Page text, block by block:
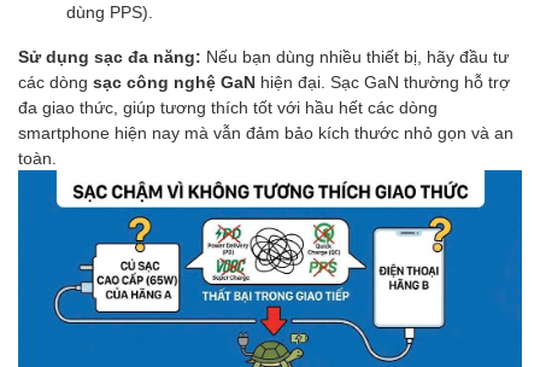
dùng PPS).
Sử dụng sạc đa năng: Nếu bạn dùng nhiều thiết bị, hãy đầu tư
các dòng sạc công nghệ GaN hiện đại. Sạc GaN thường hỗ trợ
đa giao thức, giúp tương thích tốt với hầu hết các dòng
smartphone hiện nay mà vẫn đảm bảo kích thước nhỏ gọn và an
toàn.